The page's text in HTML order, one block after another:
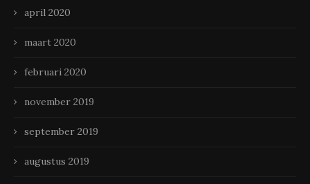
april 2020
maart 2020
februari 2020
november 2019
september 2019
augustus 2019